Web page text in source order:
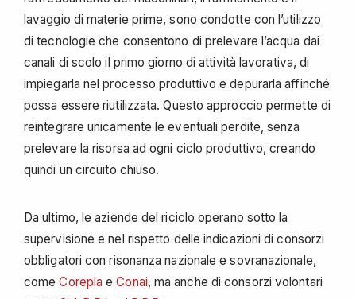
lavaggio di materie prime, sono condotte con l’utilizzo
di tecnologie che consentono di prelevare l’acqua dai
canali di scolo il primo giorno di attività lavorativa, di
impiegarla nel processo produttivo e depurarla affinché
possa essere riutilizzata. Questo approccio permette di
reintegrare unicamente le eventuali perdite, senza
prelevare la risorsa ad ogni ciclo produttivo, creando
quindi un circuito chiuso.
Da ultimo, le aziende del riciclo operano sotto la
supervisione e nel rispetto delle indicazioni di consorzi
obbligatori con risonanza nazionale e sovranazionale,
comeCorepla eConai, ma anche di consorzi volontari